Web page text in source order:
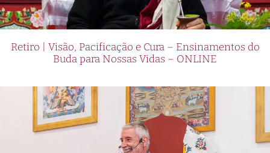
Retiro | Visão, Pacificação e Cura – Ensinamentos do
Buda para Nossas Vidas – ONLINE